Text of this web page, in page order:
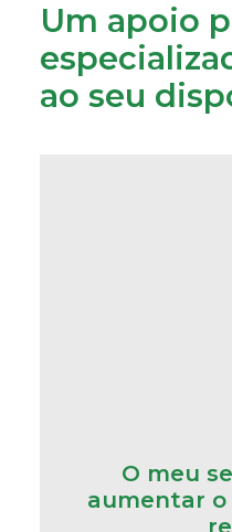
Um apoio
ao seu
O meu
aumentar o